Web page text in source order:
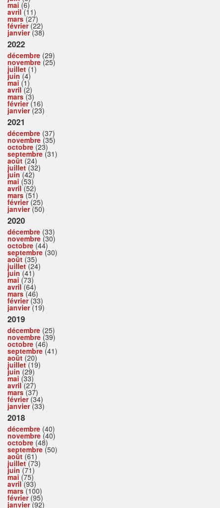
mai (6)
avril(11)
mars(27)
février(22)
janvier(38)
2022
décembre (29)
novembre (25)
juillet (1)
juin (4)
mai (1)
avril(2)
mars(3)
février(16)
janvier(23)
2021
décembre (37)
novembre (35)
octobre (23)
septembre (31)
août (24)
juillet(32)
juin (42)
mai (53)
avril(52)
mars(51)
février(25)
janvier(50)
2020
décembre (33)
novembre (30)
octobre (44)
septembre (30)
août (35)
juillet(24)
juin (41)
mai (73)
avril(64)
mars(46)
février(33)
janvier(19)
2019
décembre (25)
novembre (39)
octobre (46)
septembre (41)
août (20)
juillet(19)
juin (29)
mai (33)
avril(27)
mars(37)
février(34)
janvier(33)
2018
décembre (40)
novembre (40)
octobre (48)
septembre (50)
août (61)
juillet(73)
juin (71)
mai (75)
avril(93)
mars(100)
février(95)
janvier(92)